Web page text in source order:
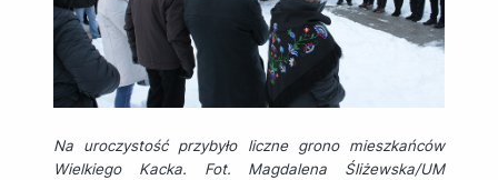
Na uroczystość przybyło liczne grono mieszkańców
Wielkiego Kacka. Fot. Magdalena Śliżewska/UM